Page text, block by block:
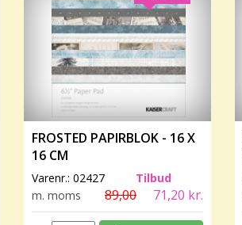
FROSTED PAPIRBLOK - 16 X
16 CM
Varenr.: 02427
Tilbud
m. moms
89,00 71,20 kr.